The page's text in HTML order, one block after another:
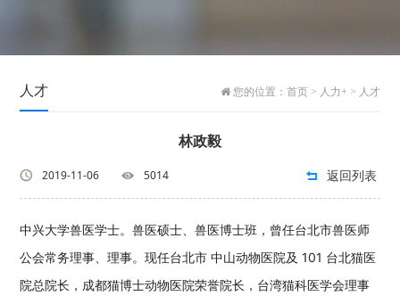
人才 您的位置： 首页> 人力+ > 人才
林政毅
2019-11-06 5014 返回列表
中兴大学兽医学士。兽医硕士、兽医博士班，曾任台北市兽医师
公会常务理事、理事。现任台北市 中山动物医院及 101 台北猫医
院总院长，成都猫博士动物医院荣誉院长，台湾猫科医学会理事